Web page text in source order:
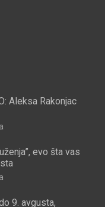
Aleksa Rakonjac
evo šta vas
9. avgusta,